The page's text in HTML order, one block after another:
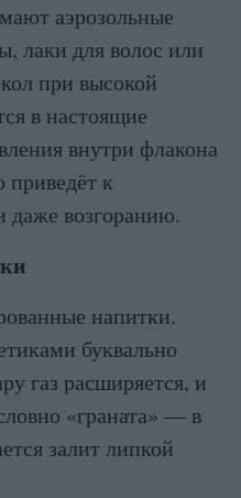
аэрозольные
лаки для волос или
при высокой
в настоящие
внутри флакона
приведёт к
даже возгоранию.
напитки.
буквально
газ расширяется, и
«граната» — в
залит липкой